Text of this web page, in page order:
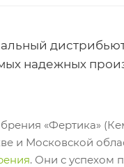
надежных
«Фертика»
и Московской
. Они с успехом